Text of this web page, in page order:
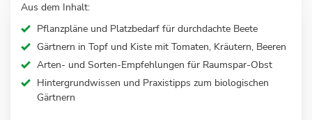
Aus dem Inhalt:
Pflanzpläne und Platzbedarf für durchdachte Beete
Gärtnern in Topf und Kiste mit Tomaten, Kräutern, Beeren
Arten- und Sorten-Empfehlungen für Raumspar-Obst
Hintergrundwissen und Praxistipps zum biologischen
Gärtnern